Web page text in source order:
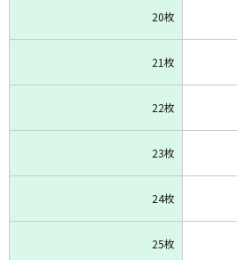
20枚
21枚
22枚
23枚
24枚
25枚